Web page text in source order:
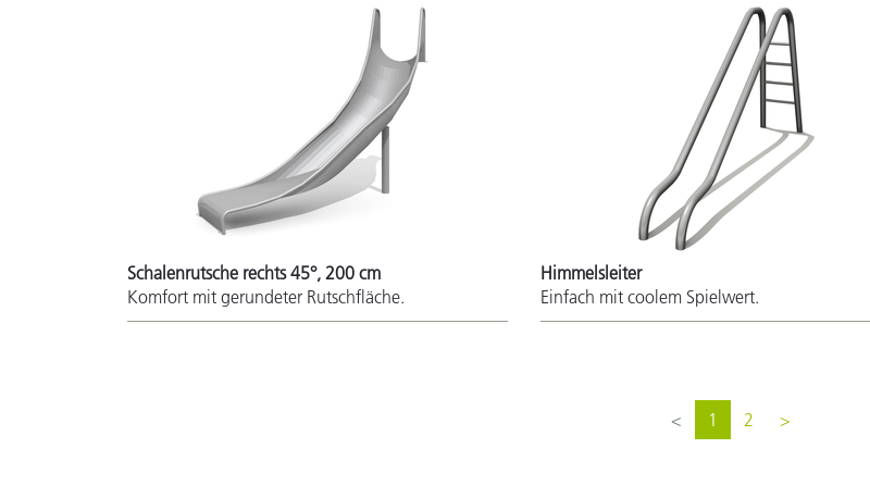
Schalenrutsche rechts 45°, 200 cm
Komfort mit gerundeter Rutschfläche.
Himmelsleiter
Einfach mit coolem Spielwert.
< 1 2 >